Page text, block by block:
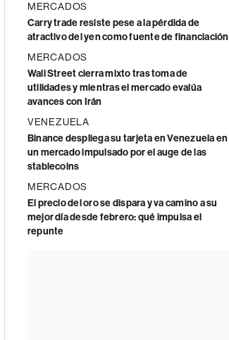
MERCADOS
Carry trade resiste pese a la pérdida de
atractivo del yen como fuente de financiación
MERCADOS
Wall Street cierra mixto tras toma de
utilidades y mientras el mercado evalúa
avances con Irán
VENEZUELA
Binance despliega su tarjeta en Venezuela en
un mercado impulsado por el auge de las
stablecoins
MERCADOS
El precio del oro se dispara y va camino a su
mejor día desde febrero: qué impulsa el
repunte